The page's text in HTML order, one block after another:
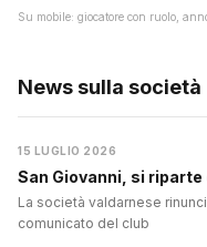
Su mobile: giocatore con ruolo,
News sulla società
15 LUGLIO 2026
San Giovanni, si riparte
La società valdarnese
comunicato del club